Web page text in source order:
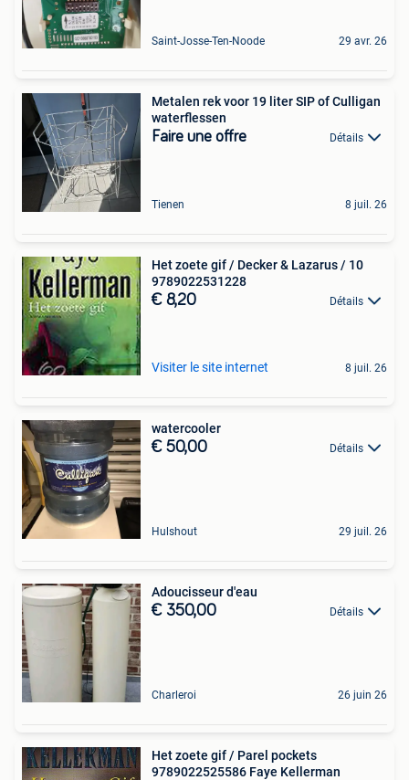
Saint-Josse-Ten-Noode 29 avr. 26
Metalen rek voor 19 liter SIP of Culligan
waterflessen
Faire une offre Détails
Tienen 8 juil. 26
Het zoete gif / Decker & Lazarus / 10
9789022531228
€ 8,20 Détails
Visiter le site internet 8 juil. 26
watercooler
€ 50,00 Détails
Hulshout 29 juil. 26
Adoucisseur d'eau
€ 350,00 Détails
Charleroi 26 juin 26
Het zoete gif / Parel pockets
9789022525586 Faye Kellerman